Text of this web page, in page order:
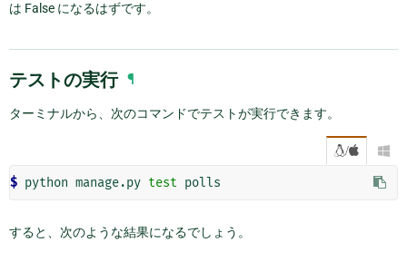
は False になるはずです。
テストの実行 ¶
ターミナルから、次のコマンドでテストが実行できます。
/ 
$ python manage.py test
すると、次のような結果になるでしょう。